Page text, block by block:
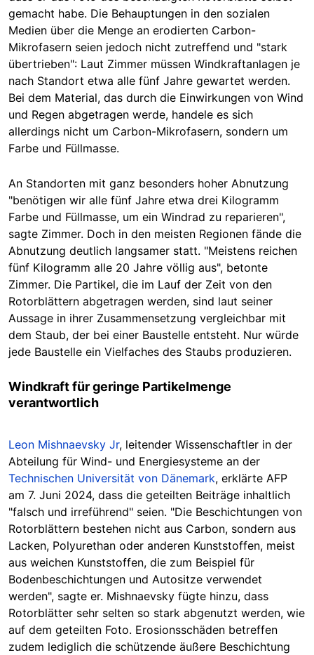
gemacht habe. Die Behauptungen in den sozialen
Medien über die Menge an erodierten Carbon-
Mikrofasern seien jedoch nicht zutreffend und "stark
übertrieben": Laut Zimmer müssen Windkraftanlagen je
nach Standort etwa alle fünf Jahre gewartet werden.
Bei dem Material, das durch die Einwirkungen von Wind
und Regen abgetragen werde, handele es sich
allerdings nicht um Carbon-Mikrofasern, sondern um
Farbe und Füllmasse.
An Standorten mit ganz besonders hoher Abnutzung
"benötigen wir alle fünf Jahre etwa drei Kilogramm
Farbe und Füllmasse, um ein Windrad zu reparieren",
sagte Zimmer. Doch in den meisten Regionen fände die
Abnutzung deutlich langsamer statt. "Meistens reichen
fünf Kilogramm alle 20 Jahre völlig aus", betonte
Zimmer. Die Partikel, die im Lauf der Zeit von den
Rotorblättern abgetragen werden, sind laut seiner
Aussage in ihrer Zusammensetzung vergleichbar mit
dem Staub, der bei einer Baustelle entsteht. Nur würde
jede Baustelle ein Vielfaches des Staubs produzieren.
Windkraft für geringe Partikelmenge
verantwortlich
Leon Mishnaevsky Jr, leitender Wissenschaftler in der
Abteilung für Wind- und Energiesysteme an der
Technischen Universität von Dänemark, erklärte AFP
am 7. Juni 2024, dass die geteilten Beiträge inhaltlich
"falsch und irreführend" seien. "Die Beschichtungen von
Rotorblättern bestehen nicht aus Carbon, sondern aus
Lacken, Polyurethan oder anderen Kunststoffen, meist
aus weichen Kunststoffen, die zum Beispiel für
Bodenbeschichtungen und Autositze verwendet
werden", sagte er. Mishnaevsky fügte hinzu, dass
Rotorblätter sehr selten so stark abgenutzt werden, wie
auf dem geteilten Foto. Erosionsschäden betreffen
zudem lediglich die schützende äußere Beschichtung